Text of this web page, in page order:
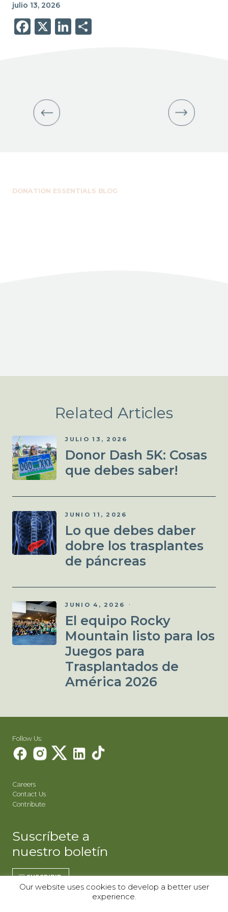
julio 13, 2026
Facebook
X LinkedIn
Share
DONATION ESSENTIALS BLOG
Related Articles
JULIO 13, 2026
Donor Dash 5K: Cosas
que debes saber!
JUNIO 11, 2026
Lo que debes daber
dobre los trasplantes
de páncreas
JUNIO 4, 2026
El equipo Rocky
Mountain listo para los
Juegos para
Trasplantados de
América 2026
Follow Us:
Careers
Contact Us
Contribute
Suscríbete a
nuestro boletín
SUSCRIBIR
Our website uses cookies to develop a better user
experience.